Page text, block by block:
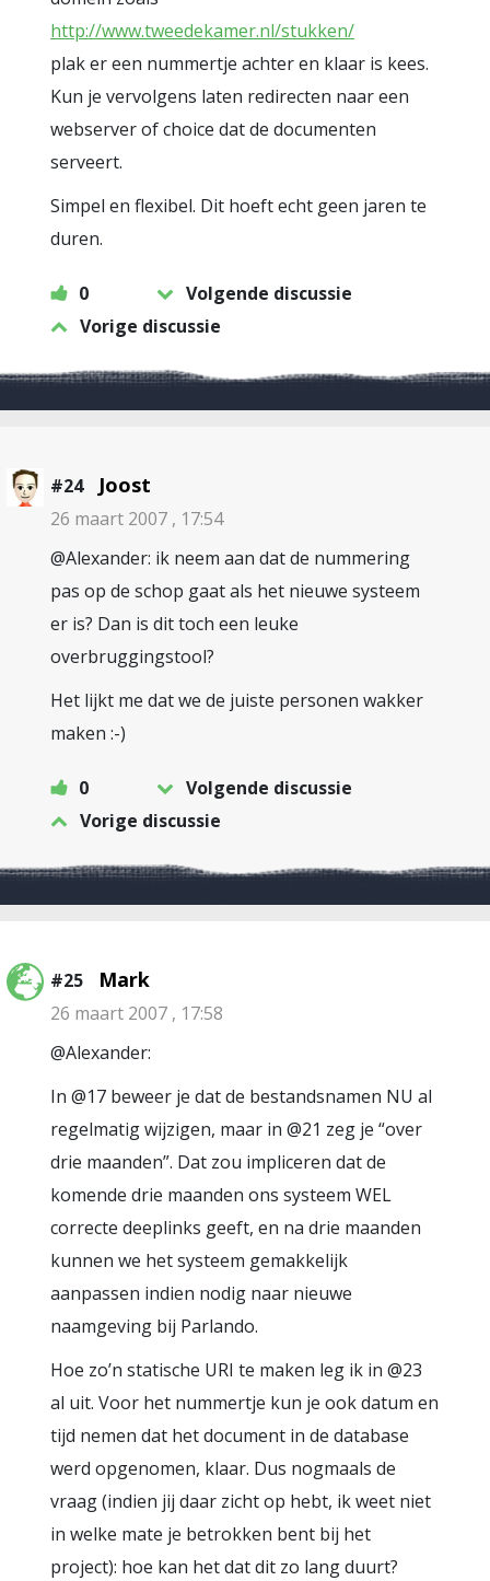
http://www.tweedekamer.nl/stukken/
plak er een nummertje achter en klaar is kees.
Kun je vervolgens laten redirecten naar een
webserver of choice dat de documenten
serveert.
Simpel en flexibel. Dit hoeft echt geen jaren te
duren.
0
Volgende discussie
Vorige discussie
#24 Joost
26 maart 2007 , 17:54
@Alexander: ik neem aan dat de nummering
pas op de schop gaat als het nieuwe systeem
er is? Dan is dit toch een leuke
overbruggingstool?
Het lijkt me dat we de juiste personen wakker
maken :-)
0
Volgende discussie
Vorige discussie
#25 Mark
26 maart 2007 , 17:58
@Alexander:
In @17 beweer je dat de bestandsnamen NU al
regelmatig wijzigen, maar in @21 zeg je “over
drie maanden”. Dat zou impliceren dat de
komende drie maanden ons systeem WEL
correcte deeplinks geeft, en na drie maanden
kunnen we het systeem gemakkelijk
aanpassen indien nodig naar nieuwe
naamgeving bij Parlando.
Hoe zo’n statische URI te maken leg ik in @23
al uit. Voor het nummertje kun je ook datum en
tijd nemen dat het document in de database
werd opgenomen, klaar. Dus nogmaals de
vraag (indien jij daar zicht op hebt, ik weet niet
in welke mate je betrokken bent bij het
project): hoe kan het dat dit zo lang duurt?